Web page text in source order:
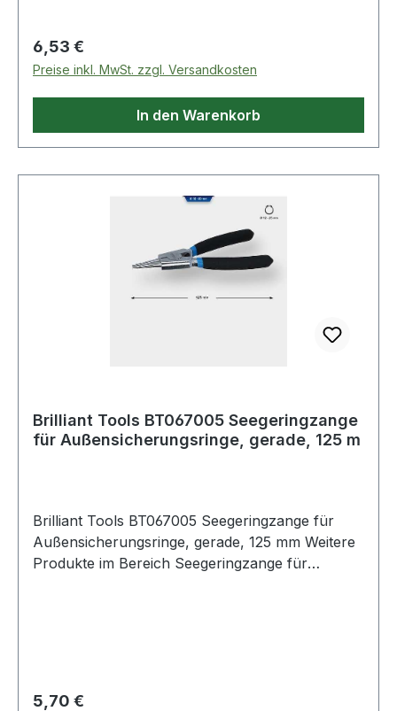
Regulärer Preis:
6,53 €
Preise inkl. MwSt. zzgl. Versandkosten
In den Warenkorb
Brilliant Tools BT067005 Seegeringzange
für Außensicherungsringe, gerade, 125 m
Brilliant Tools BT067005 Seegeringzange für
Außensicherungsringe, gerade, 125 mm Weitere
Produkte im Bereich Seegeringzange für
Regulärer Preis:
5,70 €